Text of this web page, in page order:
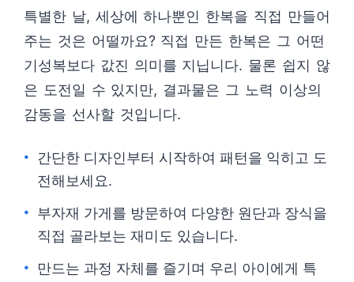
특별한 날, 세상에 하나뿐인 한복을 직접 만들어
주는 것은 어떨까요? 직접 만든 한복은 그 어떤
기성복보다 값진 의미를 지닙니다. 물론 쉽지 않
은 도전일 수 있지만, 결과물은 그 노력 이상의
감동을 선사할 것입니다.
간단한 디자인부터 시작하여 패턴을 익히고 도
전해보세요.
부자재 가게를 방문하여 다양한 원단과 장식을
직접 골라보는 재미도 있습니다.
만드는 과정 자체를 즐기며 우리 아이에게 특